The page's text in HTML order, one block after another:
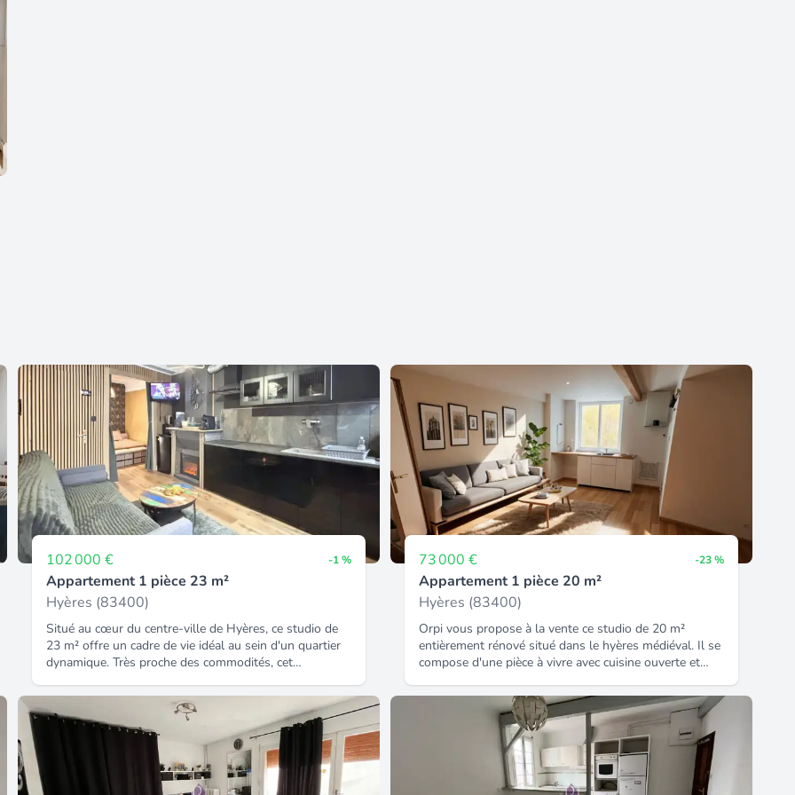
102 000 € -1 %
Appartement 1 pièce 23 m²
Hyères (83400)
Situé au cœur du centre-ville de Hyères, ce studio de
23 m² offre un cadre de vie idéal au sein d'un quartier
dynamique. Très proche des commodités, cet
entièrement à pied. La proximité des transports en
commun facilite les déplacements. Ce studio T1 de 23
m², situé au premier étage, représente une opportunité
unique. Entièrement rénové et vendu meublé, il allie
modernité et fonctionnalité. Le logement comprend un
coin nuit bien défini et une salle d'eau équipée d'une
73 000 € -23 %
Appartement 1 pièce 20 m²
Hyères (83400)
Orpi vous propose à la vente ce studio de 20 m²
entièrement rénové situé dans le hyères médiéval. Il se
compose d'une pièce à vivre avec cuisine ouverte et
fenêtres. Double vitrage faibles charges renove ideal
investissement ou premier achat référence agence :